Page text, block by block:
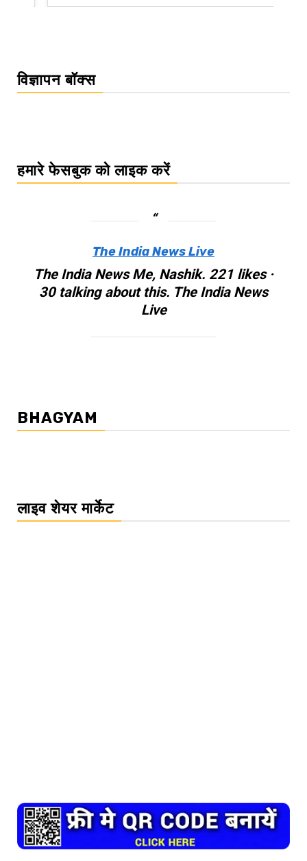
विज्ञापन बॉक्स
हमारे फेसबुक को लाइक करें
The India News Live
The India News Me, Nashik. 221 likes ·
30 talking about this. The India News
Live
BHAGYAM
लाइव शेयर मार्केट